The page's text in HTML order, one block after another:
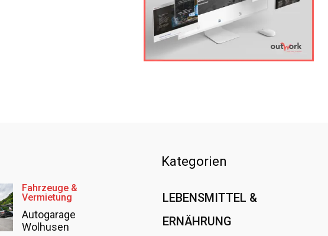
Fahrzeuge &
Vermietung
Autogarage
Wolhusen
Kategorien
LEBENSMITTEL &
ERNÄHRUNG